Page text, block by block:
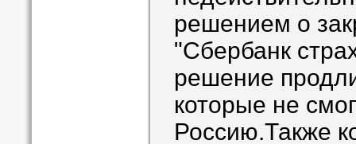
решением о
"Сбербанк
решение
которые не
Россию.Также